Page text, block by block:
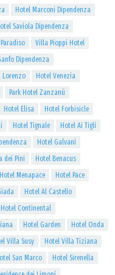
Hotel Marconi Dipendenza
Saviola Dipendenza
Villa Pioppi Hotel
Dipendenza
Lorenzo
Hotel Venezia
Park Hotel Zanzanù
Hotel Elisa
Hotel Forbisicle
Hotel Tignale
Hotel Ai Tigli
Hotel Galvani
dei Pini
Hotel Benacus
Hotel Menapace
Hotel Pace
Hotel Al Castello
Hotel Continental
Hotel Garden
Hotel Onda
Villa Susy
Hotel Villa Tiziana
San Marco
Hotel Sirenella